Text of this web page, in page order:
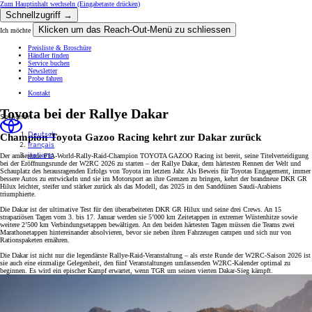
Zum Hauptinhalt wechseln (Eingabetaste drücken)
Schnellzugriff →
Ich möchte Klicken um das Reach-Out-Menü zu schliessen
Preisliste & Broschüre
Händler finden
Service buchen
Newsletter
Probe fahren
Kontakt
Sprachen
Deutsch
français
italiano
Toyota bei der Rallye Dakar
Champion Toyota Gazoo Racing kehrt zur Dakar zurück
Der amtierende FIA-World-Rally-Raid-Champion TOYOTA GAZOO Racing ist bereit, seine Titelverteidigung
bei der Eröffnungsrunde der W2RC 2026 zu starten – der Rallye Dakar, dem härtesten Rennen der Welt und
Schauplatz des herausragenden Erfolgs von Toyota im letzten Jahr. Als Beweis für Toyotas Engagement, immer
bessere Autos zu entwickeln und sie im Motorsport an ihre Grenzen zu bringen, kehrt der brandneue DKR GR
Hilux leichter, steifer und stärker zurück als das Modell, das 2025 in den Sanddünen Saudi-Arabiens
triumphierte.
Die Dakar ist der ultimative Test für den überarbeiteten DKR GR Hilux und seine drei Crews. An 15
strapaziösen Tagen vom 3. bis 17. Januar werden sie 5’000 km Zeitetappen in extremer Wüstenhitze sowie
weitere 2’500 km Verbindungsetappen bewältigen. An den beiden härtesten Tagen müssen die Teams zwei
Marathonetappen hintereinander absolvieren, bevor sie neben ihren Fahrzeugen campen und sich nur von
Rationspaketen ernähren.
Die Dakar ist nicht nur die legendärste Rallye-Raid-Veranstaltung – als erste Runde der W2RC-Saison 2026 ist
sie auch eine einmalige Gelegenheit, den fünf Veranstaltungen umfassenden W2RC-Kalender optimal zu
beginnen. Es wird ein epischer Kampf erwartet, wenn TGR um seinen vierten Dakar-Sieg kämpft.